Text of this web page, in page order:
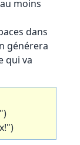
moins
dans
générera
qui va